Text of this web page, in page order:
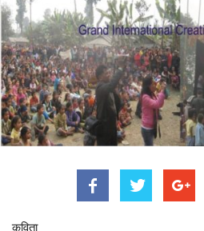
कविता